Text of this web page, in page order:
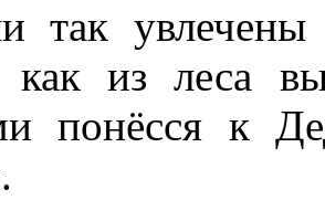
так
как из леса
понёсся к